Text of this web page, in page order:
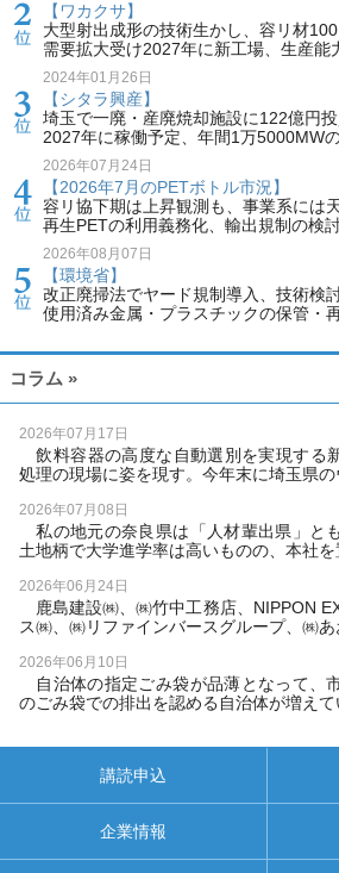
【ワカクサ】
大型射出成形の技術生かし、容リ材
需要拡大受け2027年に新工場、生産能
2024年01月26日
【シタラ興産】
埼玉で一廃・産廃焼却施設に122億円
2027年に稼働予定、年間1万5000MW
2026年07月24日
【2026年7月のPETボトル市況】
容リ協下期は上昇観測も、事業系には
再生PETの利用義務化、輸出規制の検
2026年08月07日
【環境省】
改正廃掃法でヤード規制導入、技術検
使用済み金属・プラスチックの保管・
コラム »
2026年07月17日
飲料容器の高度な自動選別を実現する
処理の現場に姿を現す。今年末に埼玉県
2026年07月08日
私の地元の奈良県は「人材輩出県」と
土地柄で大学進学率は高いものの、本社
2026年06月24日
鹿島建設㈱、㈱竹中工務店、NIPPON
ス㈱、㈱リファインバースグループ、㈱
2026年06月10日
自治体の指定ごみ袋が品薄となって、
のごみ袋での排出を認める自治体が増え
講読申込
企業情報